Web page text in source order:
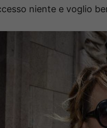
niente e voglio